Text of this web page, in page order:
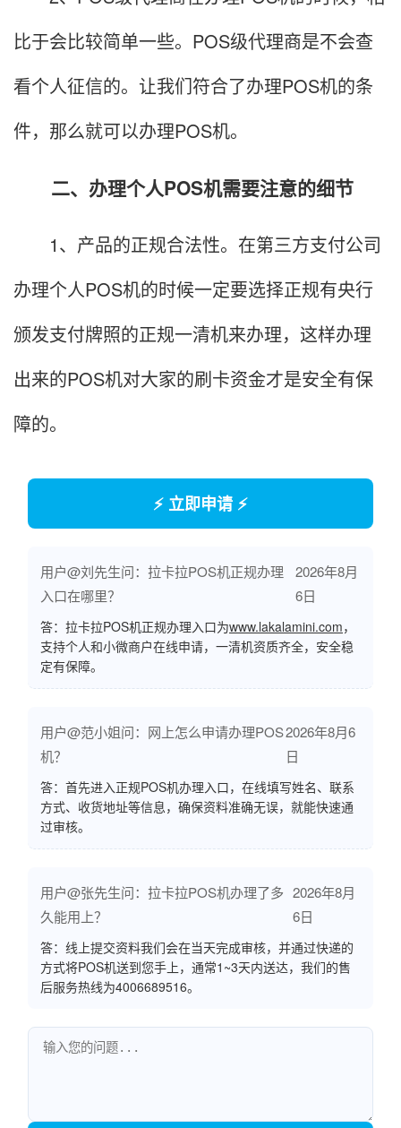
比于会比较简单一些。POS级代理商是不会查
看个人征信的。让我们符合了办理POS机的条
件，那么就可以办理POS机。
二、办理个人POS机需要注意的细节
1、产品的正规合法性。在第三方支付公司
办理个人POS机的时候一定要选择正规有央行
颁发支付牌照的正规一清机来办理，这样办理
出来的POS机对大家的刷卡资金才是安全有保
障的。
⚡ 立即申请 ⚡
用户@刘先生问：拉卡拉POS机正规办理
入口在哪里？
2026年8月
6日
答：拉卡拉POS机正规办理入口为www.lakalamini.com，
支持个人和小微商户在线申请，一清机资质齐全，安全稳
定有保障。
用户@范小姐问：网上怎么申请办理POS
机？
2026年8月6
日
答：首先进入正规POS机办理入口，在线填写姓名、联系
方式、收货地址等信息，确保资料准确无误，就能快速通
过审核。
用户@张先生问：拉卡拉POS机办理了多
久能用上？
2026年8月
6日
答：线上提交资料我们会在当天完成审核，并通过快递的
方式将POS机送到您手上，通常1~3天内送达，我们的售
后服务热线为4006689516。